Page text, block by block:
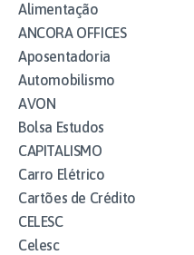
Alimentação
ANCORA OFFICES
Aposentadoria
Automobilismo
AVON
Bolsa Estudos
CAPITALISMO
Carro Elétrico
Cartões de Crédito
CELESC
Celesc